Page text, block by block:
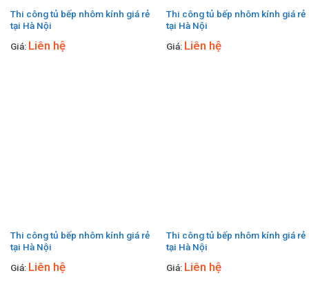
Thi công tủ bếp nhôm kính giá rẻ
tại Hà Nội
Giá: Liên hệ
Thi công tủ bếp nhôm kính giá rẻ
tại Hà Nội
Giá: Liên hệ
Thi công tủ bếp nhôm kính giá rẻ
tại Hà Nội
Giá: Liên hệ
Thi công tủ bếp nhôm kính giá rẻ
tại Hà Nội
Giá: Liên hệ